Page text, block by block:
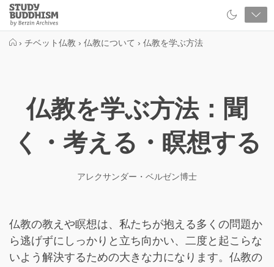
Close
Study
Buddhism
› チベット仏教 › 仏教について › 仏教を学ぶ方法
仏教を学ぶ方法：聞
く・考える・瞑想する
アレクサンダー・ベルゼン博士
仏教の教えや瞑想は、私たちが抱える多くの問題か
ら逃げずにしっかりと立ち向かい、二度と起こらな
いよう解決するための大きな力になります。仏教の